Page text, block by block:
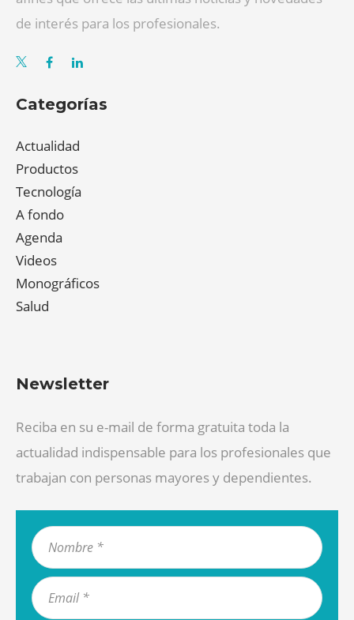
de interés para los profesionales.
Categorías
Actualidad
Productos
Tecnología
A fondo
Agenda
Videos
Monográficos
Salud
Newsletter
Reciba en su e-mail de forma gratuita toda la
actualidad indispensable para los profesionales que
trabajan con personas mayores y dependientes.